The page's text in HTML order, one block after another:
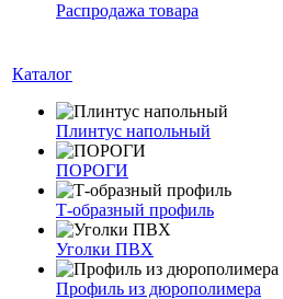
Распродажа товара
Каталог
Плинтус напольный
ПОРОГИ
Т-образный профиль
Уголки ПВХ
Профиль из дюрополимера